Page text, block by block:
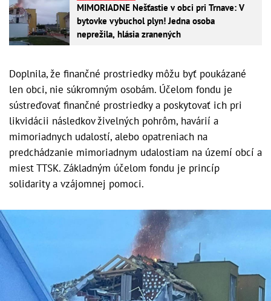
MIMORIADNE Nešťastie v obci pri Trnave: V
bytovke vybuchol plyn! Jedna osoba
neprežila, hlásia zranených
Doplnila, že finančné prostriedky môžu byť poukázané
len obci, nie súkromným osobám. Účelom fondu je
sústreďovať finančné prostriedky a poskytovať ich pri
likvidácii následkov živelných pohrôm, havárií a
mimoriadnych udalostí, alebo opatreniach na
predchádzanie mimoriadnym udalostiam na území obcí a
miest TTSK. Základným účelom fondu je princíp
solidarity a vzájomnej pomoci.